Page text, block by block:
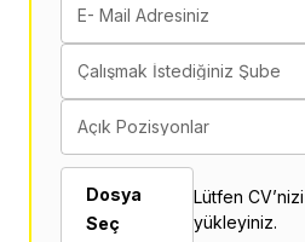
E- Mail Adresiniz
Çalışmak İstediğiniz Şube
Açık Pozisyonlar
Dosya
Seç
Lütfen
yükleyiniz.